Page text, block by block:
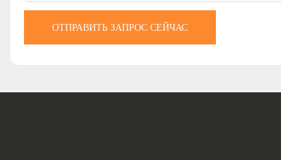
ОТПРАВИТЬ ЗАПРОС СЕЙЧАС